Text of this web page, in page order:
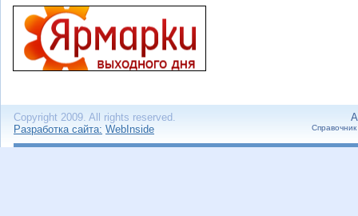
Copyright 2009. All rights reserved.
Разработка сайта: WebInside